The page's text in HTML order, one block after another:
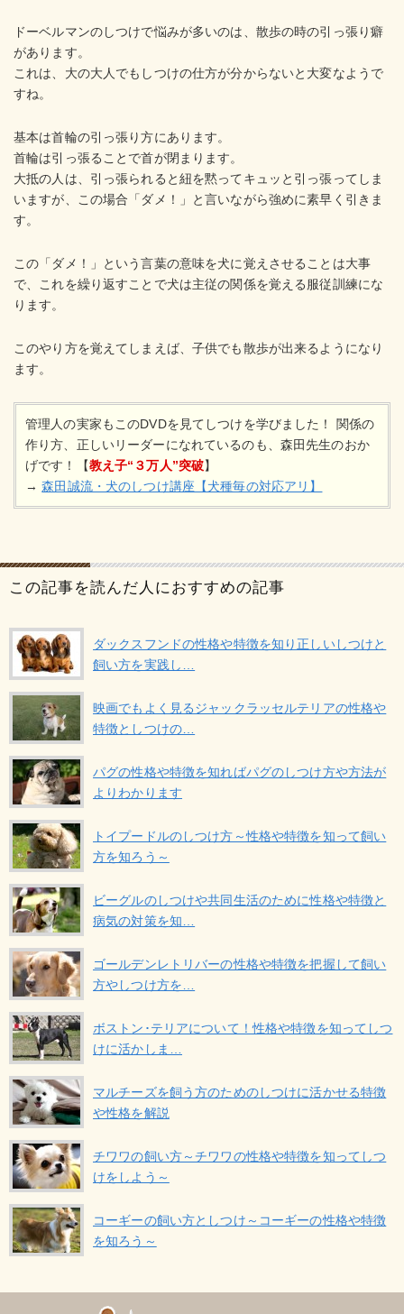
ドーベルマンのしつけで悩みが多いのは、散歩の時の引っ張り癖
があります。
これは、大の大人でもしつけの仕方が分からないと大変なようで
すね。
基本は首輪の引っ張り方にあります。
首輪は引っ張ることで首が閉まります。
大抵の人は、引っ張られると紐を黙ってキュッと引っ張ってしま
いますが、この場合「ダメ！」と言いながら強めに素早く引きま
す。
この「ダメ！」という言葉の意味を犬に覚えさせることは大事
で、これを繰り返すことで犬は主従の関係を覚える服従訓練にな
ります。
このやり方を覚えてしまえば、子供でも散歩が出来るようになり
ます。
管理人の実家もこのDVDを見てしつけを学びました！ 関係の
作り方、正しいリーダーになれているのも、森田先生のおか
げです！【教え子“３万人”突破】
→森田誠流・犬のしつけ講座【犬種毎の対応アリ】
この記事を読んだ人におすすめの記事
ダックスフンドの性格や特徴を知り正しいしつけと
飼い方を実践し…
映画でもよく見るジャックラッセルテリアの性格や
特徴としつけの…
パグの性格や特徴を知ればパグのしつけ方や方法が
よりわかります
トイプードルのしつけ方～性格や特徴を知って飼い
方を知ろう～
ビーグルのしつけや共同生活のために性格や特徴と
病気の対策を知…
ゴールデンレトリバーの性格や特徴を把握して飼い
方やしつけ方を…
ボストン･テリアについて！性格や特徴を知ってしつ
けに活かしま…
マルチーズを飼う方のためのしつけに活かせる特徴
や性格を解説
チワワの飼い方～チワワの性格や特徴を知ってしつ
けをしよう～
コーギーの飼い方としつけ～コーギーの性格や特徴
を知ろう～